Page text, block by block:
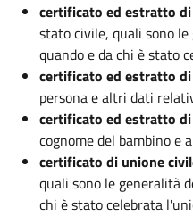
certificato ed estratto
stato civile, quali sono
quando e da chi è stato
certificato ed estratto
persona e altri dati
certificato ed estratto
cognome del bambino
certificato di unione
quali sono le generalità
chi è stato celebrata